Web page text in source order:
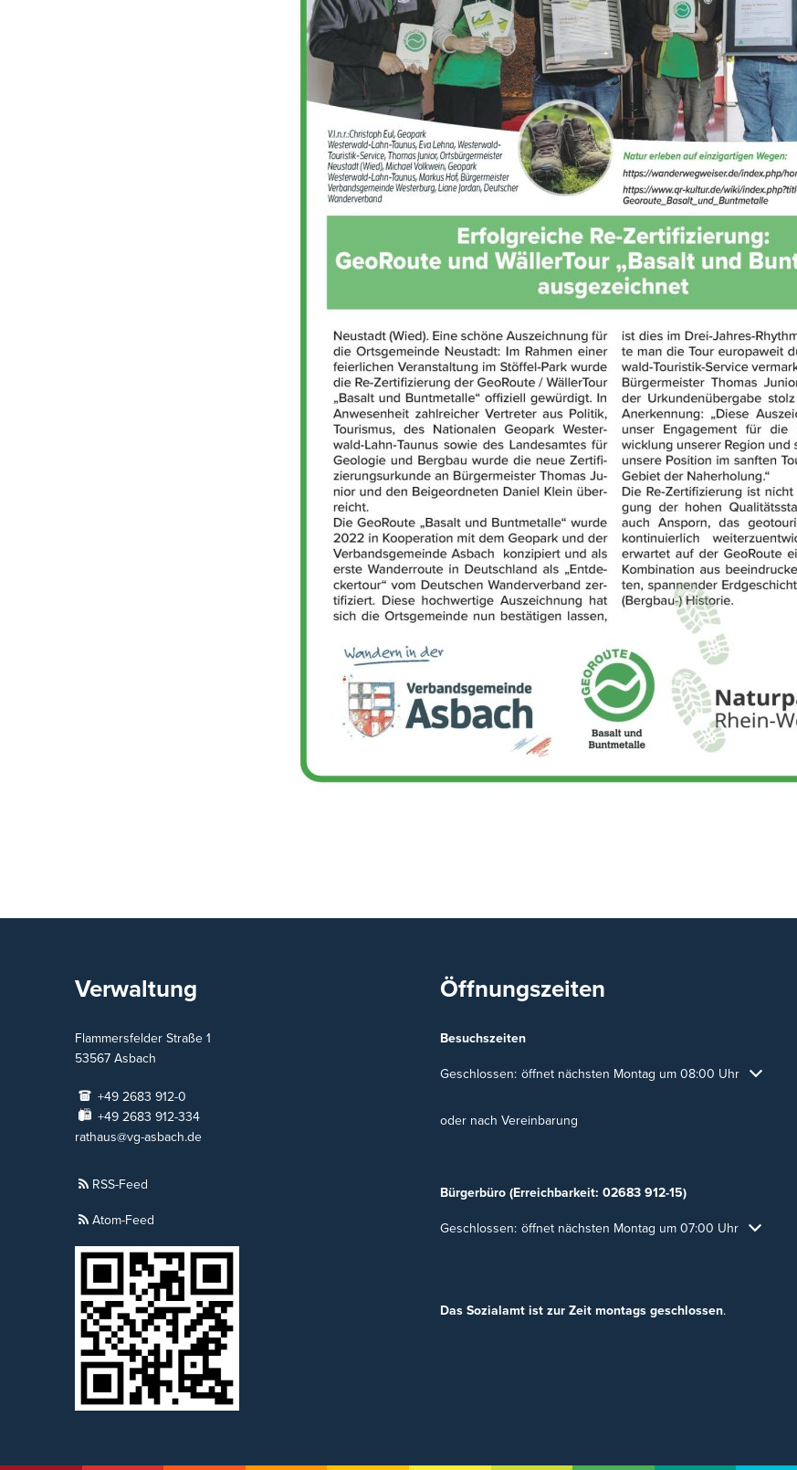
Verwaltung
Flammersfelder Straße 1
53567 Asbach
+49 2683 912-0
+49 2683 912-334
rathaus@vg-asbach.de
RSS-Feed
Atom-Feed
Öffnungszeiten
Besuchszeiten
Klicken, um weitere Öffnungs- oder Schließzeiten auszublenden
Geschlossen: öffnet nächsten Montag um 08:00 Uhr
oder nach Vereinbarung
Bürgerbüro (Erreichbarkeit: 02683 912-15)
Klicken, um weitere Öffnungs- oder Schließzeiten auszublenden
Geschlossen: öffnet nächsten Montag um 07:00 Uhr
Das Sozialamt ist zur Zeit montags geschlossen.